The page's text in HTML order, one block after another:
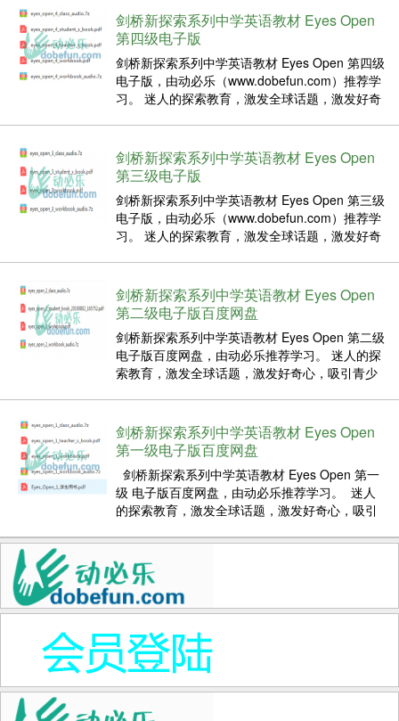
剑桥新探索系列中学英语教材 Eyes Open
第四级电子版
剑桥新探索系列中学英语教材 Eyes Open 第四级
电子版，由动必乐（www.dobefun.com）推荐学
习。 迷人的探索教育，激发全球话题，激发好奇
Ed...
剑桥新探索系列中学英语教材 Eyes Open
第三级电子版
剑桥新探索系列中学英语教材 Eyes Open 第三级
电子版，由动必乐（www.dobefun.com）推荐学
习。 迷人的探索教育，激发全球话题，激发好奇
Ed...
剑桥新探索系列中学英语教材 Eyes Open
第二级电子版百度网盘
剑桥新探索系列中学英语教材 Eyes Open 第二级
电子版百度网盘，由动必乐推荐学习。 迷人的探
索教育，激发全球话题，激发好奇心，吸引青少
发学生好奇心...
剑桥新探索系列中学英语教材 Eyes Open
第一级电子版百度网盘
剑桥新探索系列中学英语教材 Eyes Open 第一
级 电子版百度网盘，由动必乐推荐学习。 迷人
的探索教育，激发全球话题，激发好奇心，吸引
Eyes Open功能具有迷人的Discovery Educatio激
发学...